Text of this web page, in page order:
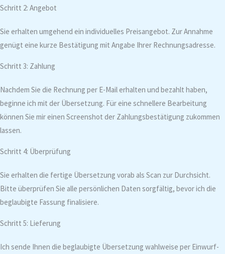
Schritt 2: Angebot
Sie erhalten umgehend ein individuelles Preisangebot. Zur Annahme
genügt eine kurze Bestätigung mit Angabe Ihrer Rechnungsadresse.
Schritt 3: Zahlung
Nachdem Sie die Rechnung per E-Mail erhalten und bezahlt haben,
beginne ich mit der Übersetzung. Für eine schnellere Bearbeitung
können Sie mir einen Screenshot der Zahlungsbestätigung zukommen
lassen.
Schritt 4: Überprüfung
Sie erhalten die fertige Übersetzung vorab als Scan zur Durchsicht.
Bitte überprüfen Sie alle persönlichen Daten sorgfältig, bevor ich die
beglaubigte Fassung finalisiere.
Schritt 5: Lieferung
Ich sende Ihnen die beglaubigte Übersetzung wahlweise per Einwurf-